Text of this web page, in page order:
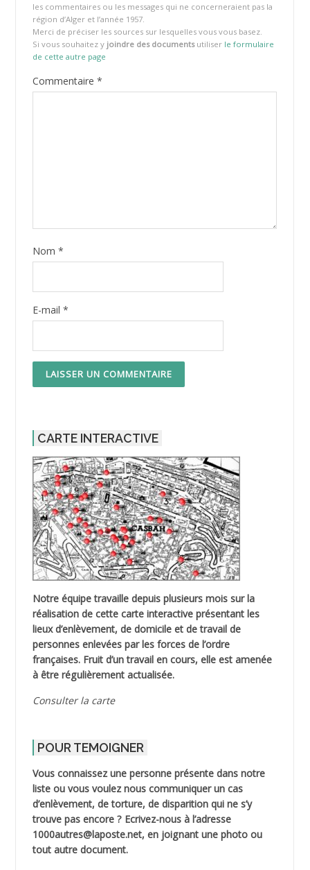
les commentaires ou les messages qui ne concerneraient pas la
région d’Alger et l’année 1957.
Merci de préciser les sources sur lesquelles vous vous basez.
Si vous souhaitez y joindre des documentsutiliser le formulaire
de cette autre page
Commentaire *
Nom *
E-mail *
CARTE INTERACTIVE
Notre équipe travaille depuis plusieurs mois sur la
réalisation de cette carte interactive présentant les
lieux d’enlèvement, de domicile et de travail de
personnes enlevées par les forces de l’ordre
françaises. Fruit d’un travail en cours, elle est amenée
à être régulièrement actualisée.
Consulter la carte
POUR TEMOIGNER
Vous connaissez une personne présente dans notre
liste ou vous voulez nous communiquer un cas
d’enlèvement, de torture, de disparition qui ne s’y
trouve pas encore ? Ecrivez-nous à l’adresse
1000autres@laposte.net, en joignant une photo ou
tout autre document.